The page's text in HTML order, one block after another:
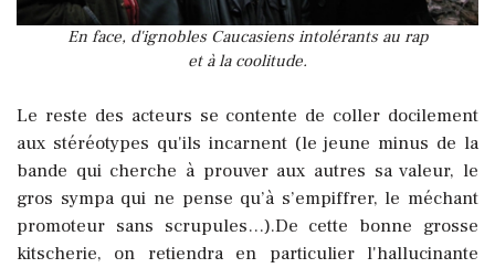
En face, d'ignobles Caucasiens intolérants au rap
et à la coolitude.
Le reste des acteurs se contente de coller docilement
aux stéréotypes qu'ils incarnent (le jeune minus de la
bande qui cherche à prouver aux autres sa valeur, le
gros sympa qui ne pense qu’à s’empiffrer, le méchant
promoteur sans scrupules…).De cette bonne grosse
kitscherie, on retiendra en particulier l'hallucinante